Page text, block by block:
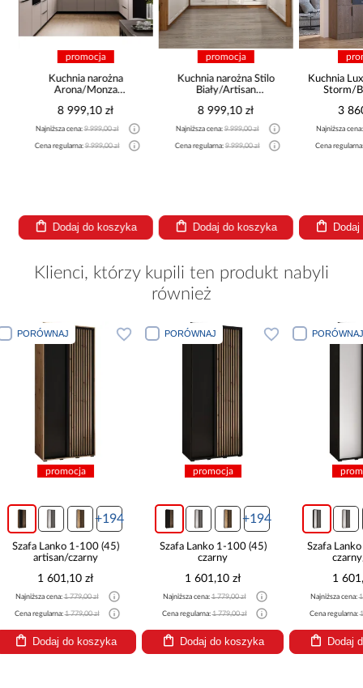
promocja
Kuchnia narożna
Arona/Monza
8 999,10 zł
Najniższa cena:9 999,00 zł
Cena regularna:9 999,00 zł
Dodaj do koszyka
promocja
Kuchnia narożna Stilo
Biały/Artisan
8 999,10 zł
Najniższa cena:9 999,00 zł
Cena regularna:9 999,00 zł
Dodaj do koszyka
Kuchnia
Storm/
3
Najniższa
Cena
Klienci, którzy kupili ten produkt nabyli
również
PORÓWNAJ
promocja
+194
Szafa Lanko 1-100 (45)
czarny
1 601,10 zł
Najniższa cena:1 779,00 zł
Cena regularna:1 779,00 zł
Dodaj do koszyka
PORÓWNAJ
promocja
+194
Szafa Lanko 1-100 (45)
czarny/biały
1 601,10 zł
Najniższa cena:1 779,00 zł
Cena regularna:1 779,00 zł
Dodaj do koszyka
Szafa Lanko
1
Najniższa
Cena